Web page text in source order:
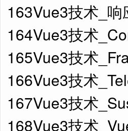
163Vue3技术_
164Vue3技术
165Vue3技术
166Vue3技术
167Vue3技术
168Vue3技术